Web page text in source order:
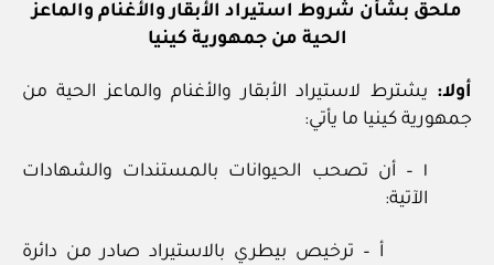
ملحق بشأن شروط استيراد الأبقار والأغنام والماعز
الحية من جمهورية كينيا
أولا: يشترط لاستيراد الأبقار والأغنام والماعز الحية من
جمهورية كينيا ما يأتي:
١ – أن تصحب الحيوانات بالمستندات والشهادات
الآتية:
أ – ترخيص بيطري بالاستيراد صادر من دائرة